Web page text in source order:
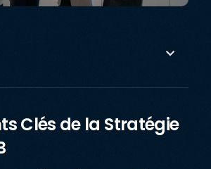
Clés de la Stratégie